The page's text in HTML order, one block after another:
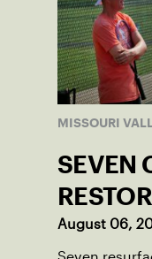
MISSOURI
SEVEN
August 06,